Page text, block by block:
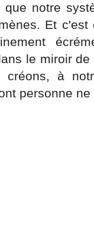
notre
Et
le miroir
à
personne